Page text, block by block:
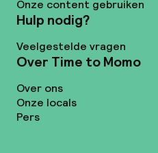
Onze content gebruiken
Hulp nodig?
Veelgestelde vragen
Over Time to Momo
Over ons
Onze locals
Pers